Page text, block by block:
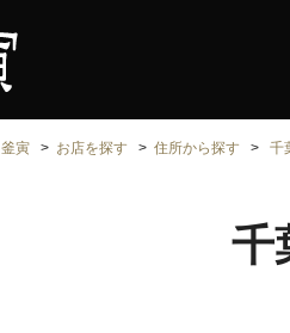
釜寅 お店を探す 住所から探す 千
千